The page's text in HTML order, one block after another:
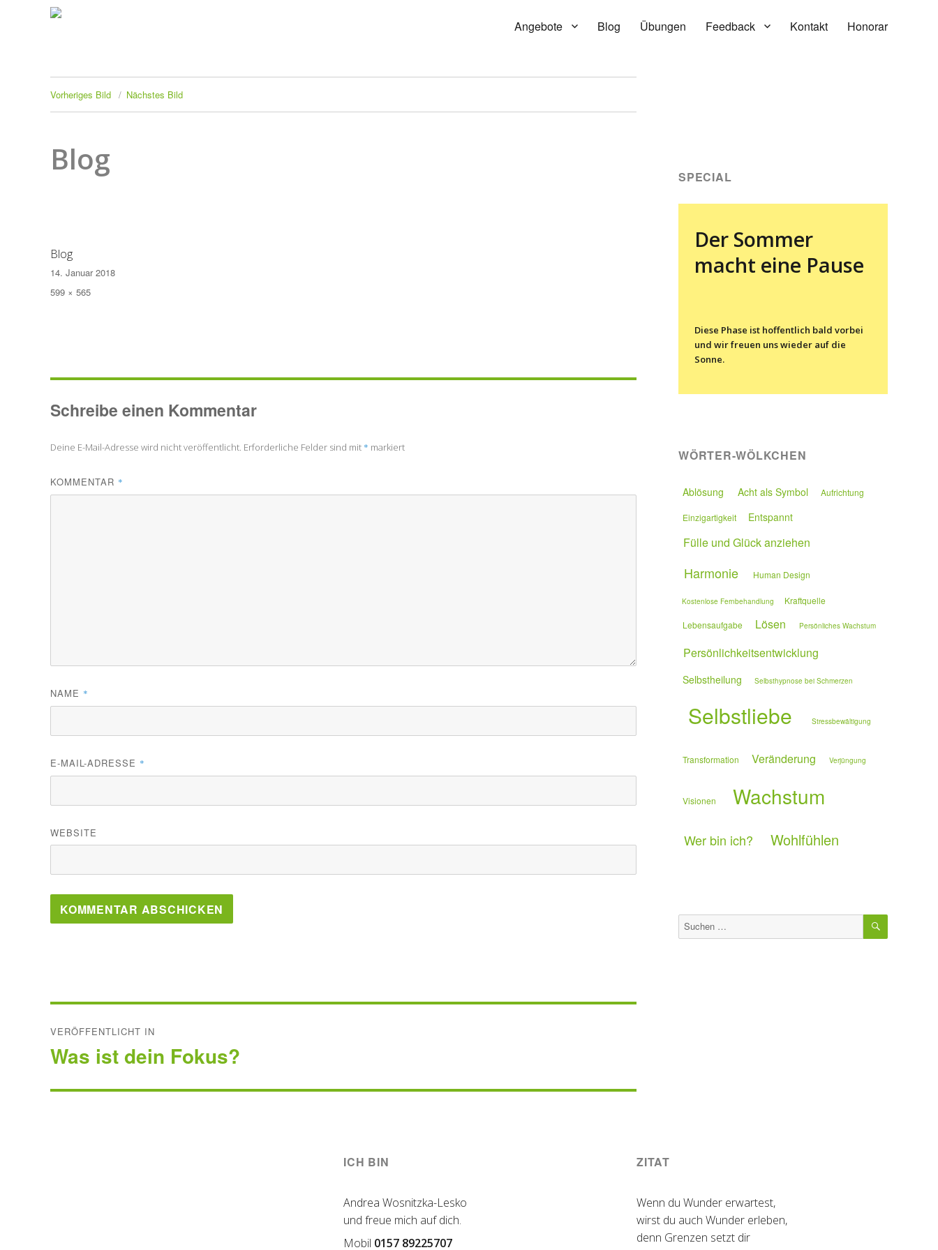
Angebote Blog Übungen Feedback Kontakt Honorar
Vorheriges Bild Nächstes Bild
Blog
Blog
Veröffentlicht
am
14. Januar 2018
Originalgröße
599 × 565
Schreibe einen Kommentar
Deine E-Mail-Adresse wird nicht veröffentlicht. Erforderliche Felder sind mit * markiert
KOMMENTAR *
NAME *
E-MAIL-ADRESSE *
WEBSITE
VERÖFFENTLICHT IN
Was ist dein Fokus?
SPECIAL
Der Sommer
macht eine Pause
Diese Phase ist hoffentlich bald vorbei
und wir freuen uns wieder auf die
Sonne.
WÖRTER-WÖLKCHEN
Ablösung Acht als Symbol Aufrichtung
Einzigartigkeit Entspannt
Fülle und Glück anziehen
Harmonie Human Design
Kostenlose Fernbehandlung Kraftquelle
Lebensaufgabe Lösen Persönliches Wachstum
Persönlichkeitsentwicklung
Selbstheilung Selbsthypnose bei Schmerzen
Selbstliebe Stressbewältigung
Transformation Veränderung Verjüngung
Visionen Wachstum
Wer bin ich? Wohlfühlen
Suchen
nach:
SUCHEN
ICH BIN
Andrea Wosnitzka-Lesko
und freue mich auf dich.
Mobil 0157 89225707
ZITAT
Wenn du Wunder erwartest,
wirst du auch Wunder erleben,
denn Grenzen setzt dir